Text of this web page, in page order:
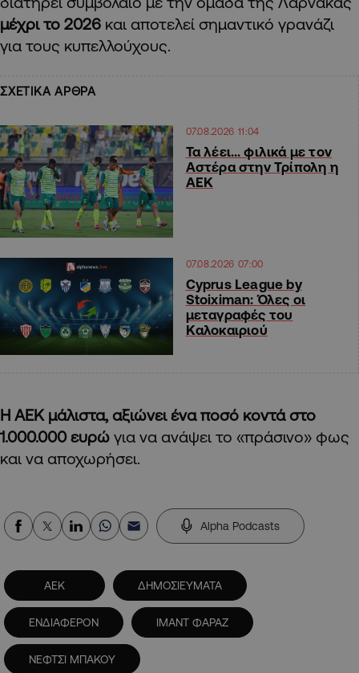
μέχρι το 2026 και αποτελεί σημαντικό γρανάζι
για τους κυπελλούχους.
ΣΧΕΤΙΚΑ ΑΡΘΡΑ
07.08.2026 11:04
Τα λέει… φιλικά με τον
Αστέρα στην Τρίπολη η
ΑΕΚ
07.08.2026 07:00
Cyprus League by
Stoiximan: Όλες οι
μεταγραφές του
Καλοκαιριού
Η ΑΕΚ μάλιστα, αξιώνει ένα ποσό κοντά στο
1.000.000 ευρώ για να ανάψει το «πράσινο» φως
και να αποχωρήσει.
Alpha Podcasts
ΑΕΚ ΔΗΜΟΣΙΕΥΜΑΤΑ
ΕΝΔΙΑΦΕΡΟΝ ΙΜΑΝΤ ΦΑΡΑΖ
ΝΕΦΤΣΙ ΜΠΑΚΟΥ